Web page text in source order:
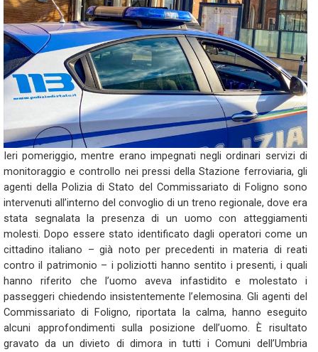
Ieri pomeriggio, mentre erano impegnati negli ordinari servizi di
monitoraggio e controllo nei pressi della Stazione ferroviaria, gli
agenti della Polizia di Stato del Commissariato di Foligno sono
intervenuti all’interno del convoglio di un treno regionale, dove era
stata segnalata la presenza di un uomo con atteggiamenti
molesti. Dopo essere stato identificato dagli operatori come un
cittadino italiano – già noto per precedenti in materia di reati
contro il patrimonio – i poliziotti hanno sentito i presenti, i quali
hanno riferito che l’uomo aveva infastidito e molestato i
passeggeri chiedendo insistentemente l’elemosina. Gli agenti del
Commissariato di Foligno, riportata la calma, hanno eseguito
alcuni approfondimenti sulla posizione dell’uomo. È risultato
gravato da un divieto di dimora in tutti i Comuni dell’Umbria